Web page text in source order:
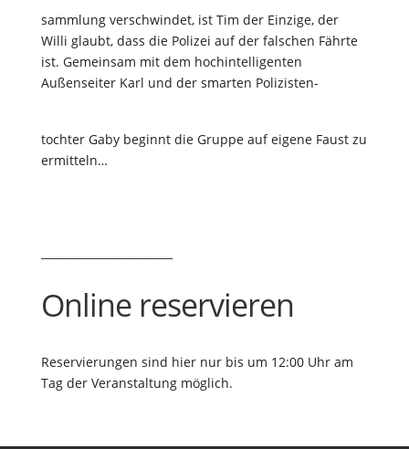
sammlung verschwindet, ist Tim der Einzige, der
Willi glaubt, dass die Polizei auf der falschen Fährte
ist. Gemeinsam mit dem hochintelligenten
Außenseiter Karl und der smarten Polizisten-
tochter Gaby beginnt die Gruppe auf eigene Faust zu
ermitteln…
Online reservieren
Reservierungen sind hier nur bis um 12:00 Uhr am
Tag der Veranstaltung möglich.